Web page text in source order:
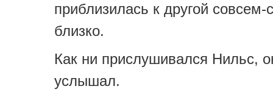
приблизилась к другой совсем-
близко.
Как ни прислушивался Нильс,
услышал.